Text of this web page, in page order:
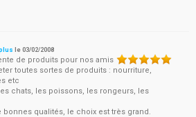
le03/02/2008
de produits pour nos amis
toutes sortes de produits : nourriture,
etc
chats, les poissons, les rongeurs, les
qualités, le choix est très grand.